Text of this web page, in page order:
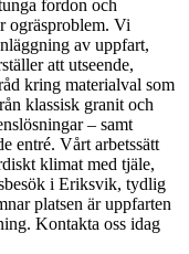
fordon och
ogräsproblem. Vi
av uppfart,
att utseende,
kring materialval som
klassisk granit och
– samt
entré. Vårt arbetssätt
klimat med tjäle,
i Eriksvik, tydlig
platsen är uppfarten
Kontakta oss idag